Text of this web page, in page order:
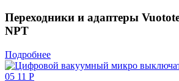
Переходники и адаптеры
NPT
Подробнее